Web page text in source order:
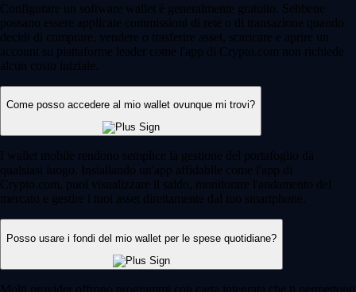
Configurare un software wallet è generalmente gratuito. Sebbene
possano essere applicate commissioni di rete o di transazione quando
decidi di comprare, vendere o trasferire asset, scaricare e aprire un
account su piattaforme leader come l'app di Crypto.com non richiede
alcun costo iniziale.
Come posso accedere al mio wallet ovunque mi trovi?
I wallet mobile rendono semplice la gestione del portafoglio da
qualsiasi luogo. Installando un'app affidabile come l'app di
Crypto.com, puoi visualizzare il saldo, monitorare l'andamento del
mercato e gestire i tuoi asset direttamente dal tuo smartphone.
Posso usare i fondi del mio wallet per le spese quotidiane?
Molti provider offrono programmi con carta integrata che ti permettono